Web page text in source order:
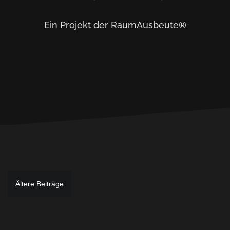
Ein Projekt der RaumAusbeute®
Beitragsnavigation
Ältere Beiträge